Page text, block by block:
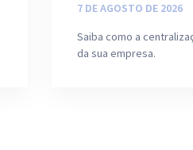
7 DE AGOSTO DE 2026
Saiba como a
da sua empresa.